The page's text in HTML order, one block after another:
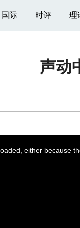
国际 时评 理
声动
either because